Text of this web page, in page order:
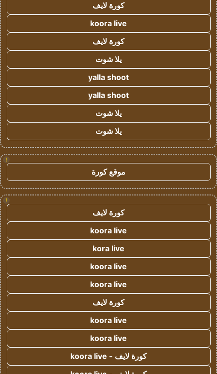
كورة لايف
koora live
كورة لايف
يلا شوت
yalla shoot
yalla shoot
يلا شوت
يلا شوت
!
موقع كورة
!
كورة لايف
koora live
kora live
koora live
koora live
كورة لايف
koora live
koora live
كورة لايف - koora live